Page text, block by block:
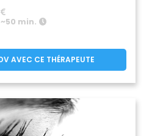
min.
AVEC CE THÉRAPEUTE